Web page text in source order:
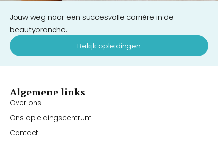
Jouw weg naar een succesvolle carrière in de
beautybranche.
Bekijk opleidingen
Algemene links
Over ons
Ons opleidingscentrum
Contact